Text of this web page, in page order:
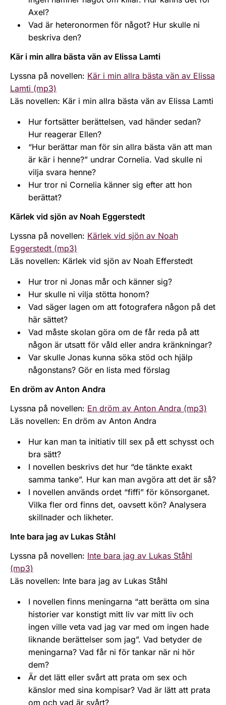
Axel?
Vad är heteronormen för något? Hur skulle ni
beskriva den?
Kär i min allra bästa vän av Elissa Lamti
Lyssna på novellen: Kär i min allra bästa vän av Elissa
Lamti (mp3)
Läs novellen: Kär i min allra bästa vän av Elissa Lamti
Hur fortsätter berättelsen, vad händer sedan?
Hur reagerar Ellen?
“Hur berättar man för sin allra bästa vän att man
är kär i henne?” undrar Cornelia. Vad skulle ni
vilja svara henne?
Hur tror ni Cornelia känner sig efter att hon
berättat?
Kärlek vid sjön av Noah Eggerstedt
Lyssna på novellen: Kärlek vid sjön av Noah
Eggerstedt (mp3)
Läs novellen: Kärlek vid sjön av Noah Efferstedt
Hur tror ni Jonas mår och känner sig?
Hur skulle ni vilja stötta honom?
Vad säger lagen om att fotografera någon på det
här sättet?
Vad måste skolan göra om de får reda på att
någon är utsatt för våld eller andra kränkningar?
Var skulle Jonas kunna söka stöd och hjälp
någonstans? Gör en lista med förslag
En dröm av Anton Andra
Lyssna på novellen: En dröm av Anton Andra (mp3)
Läs novellen: En dröm av Anton Andra
Hur kan man ta initiativ till sex på ett schysst och
bra sätt?
I novellen beskrivs det hur “de tänkte exakt
samma tanke”. Hur kan man avgöra att det är så?
I novellen används ordet “fiffi” för könsorganet.
Vilka fler ord finns det, oavsett kön? Analysera
skillnader och likheter.
Inte bara jag av Lukas Ståhl
Lyssna på novellen: Inte bara jag av Lukas Ståhl
(mp3)
Läs novellen: Inte bara jag av Lukas Ståhl
I novellen finns meningarna “att berätta om sina
historier var konstigt mitt liv var mitt liv och
ingen ville veta vad jag var med om ingen hade
liknande berättelser som jag”. Vad betyder de
meningarna? Vad får ni för tankar när ni hör
dem?
Är det lätt eller svårt att prata om sex och
känslor med sina kompisar? Vad är lätt att prata
om och vad är svårt?